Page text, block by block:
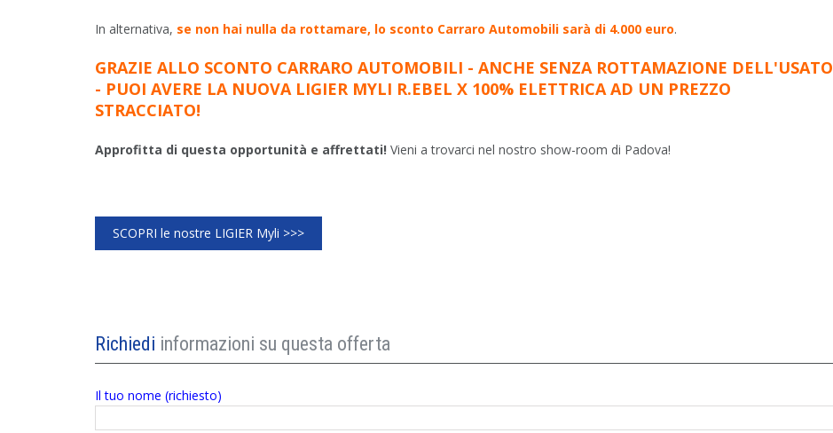
In alternativa, se non hai nulla da rottamare, lo sconto Carraro Automobili sarà di 4.000 euro.
GRAZIE ALLO SCONTO CARRARO AUTOMOBILI - ANCHE SENZA ROTTAMAZIONE DELL'USATO
- PUOI AVERE LA NUOVA LIGIER MYLI R.EBEL X 100% ELETTRICA AD UN PREZZO
STRACCIATO!
Approfitta di questa opportunità e affrettati! Vieni a trovarci nel nostro show-room di Padova!
SCOPRI le nostre LIGIER Myli >>>
Richiedi informazioni su questa offerta
Il tuo nome (richiesto)